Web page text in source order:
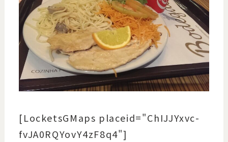
[LocketsGMaps placeid="ChIJJYxvc-
fvJA0RQYovY4zF8q4"]